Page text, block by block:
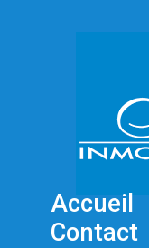
Accueil
Contact